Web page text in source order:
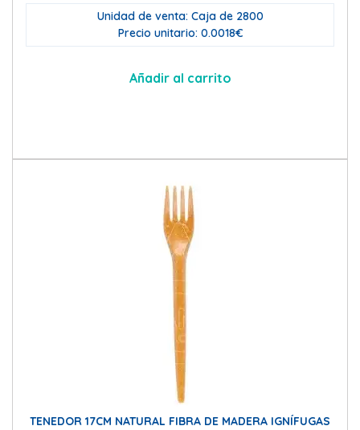
original
era:
actual
es:
Unidad de venta: Caja de 2800
Precio unitario: 0.0018€
Añadir al carrito
TENEDOR 17CM NATURAL FIBRA DE MADERA IGNÍFUGAS